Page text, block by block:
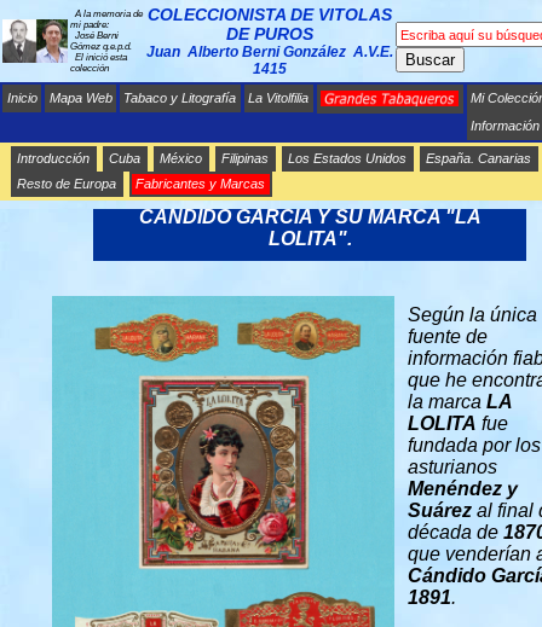
A la memoria de
mi padre:
José Berni
Gómez q.e.p.d.
El inició esta
colección
COLECCIONISTA DE VITOLAS
DE PUROS
Juan Alberto Berni González A.V.E.
1415
Buscar
Inicio Mapa Web Tabaco y Litografía La Vitolfilia
Mi
Información
Introducción Cuba México Filipinas Los Estados Unidos
España. Canarias
Resto de Europa
Fabricantes y Marcas
GRANDES TABAQUEROS EN LOS EE. UU.
CÁNDIDO GARCÍA Y SU MARCA "LA
LOLITA".
Según la única
fuente de
información
que he
la marca LA
LOLITA fue
fundada por los
asturianos
Menéndez y
Suárez al final
década de
que venderían
Cándido
1891.